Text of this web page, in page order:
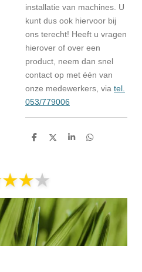
installatie van machines. U
kunt dus ook hiervoor bij
ons terecht! Heeft u vragen
hierover of over een
product, neem dan snel
contact op met één van
onze medewerkers, via tel.
053/779006
D
D
S
D